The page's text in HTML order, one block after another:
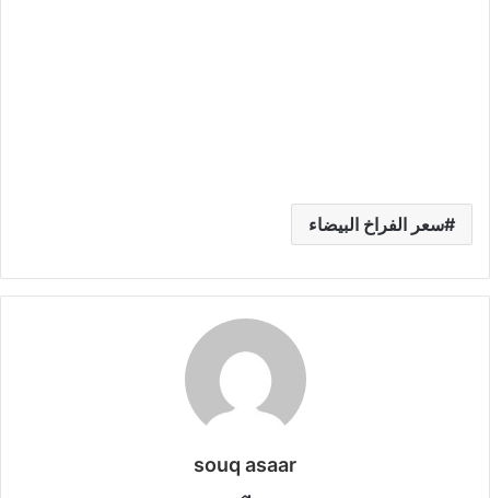
سعر الفراخ البيضاء
souq asaar